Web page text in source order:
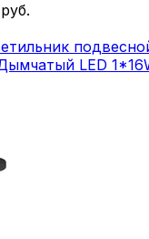
руб.
LED